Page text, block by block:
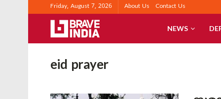
Friday, August 7, 2026 About Us Contact Us
NEWS
eid prayer